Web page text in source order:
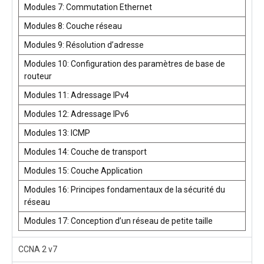
Modules 7: Commutation Ethernet
Modules 8: Couche réseau
Modules 9: Résolution d’adresse
Modules 10: Configuration des paramètres de base de
routeur
Modules 11: Adressage IPv4
Modules 12: Adressage IPv6
Modules 13: ICMP
Modules 14: Couche de transport
Modules 15: Couche Application
Modules 16: Principes fondamentaux de la sécurité du
réseau
Modules 17: Conception d’un réseau de petite taille
CCNA 2 v7